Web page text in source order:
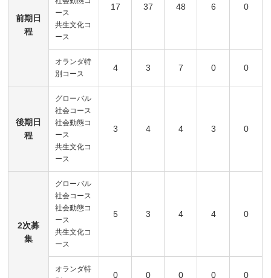
前期日
程
ース
共生文化コ
ース
17 37 48 6 0
オランダ特
別コース
4 3 7 0 0
後期日
程
グローバル
社会コース
社会動態コ
ース
共生文化コ
ース
3 4 4 3 0
2次募
集
グローバル
社会コース
社会動態コ
ース
共生文化コ
ース
5 3 4 4 0
オランダ特
0 0 0 0 0